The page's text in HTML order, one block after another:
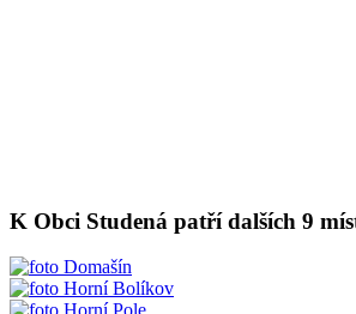
K Obci Studená patří dalších 9
Domašín
Horní Bolíkov